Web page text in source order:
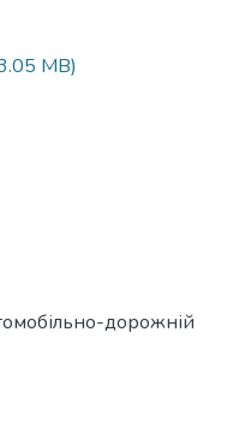
MB)
дорожній